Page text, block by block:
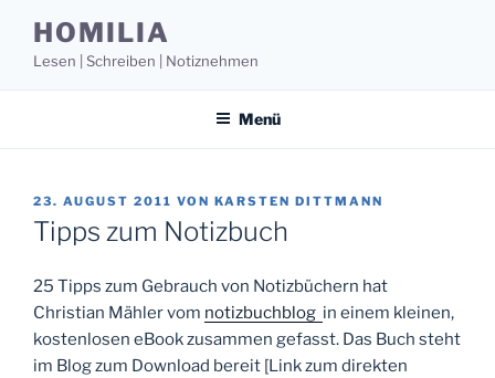
Inhalt
springen
HOMILIA
Lesen | Schreiben | Notiznehmen
Menü
VERÖFFENTLICHT
AM
23. AUGUST 2011 VON KARSTEN DITTMANN
Tipps zum Notizbuch
25 Tipps zum Gebrauch von Notizbüchern hat
Christian Mähler vom notizbuchblog in einem kleinen,
kostenlosen eBook zusammen gefasst. Das Buch steht
im Blog zum Download bereit [Link zum direkten